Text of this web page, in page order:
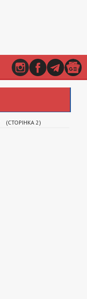
(СТОРІНКА 2)